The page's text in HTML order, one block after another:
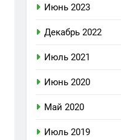
Июнь 2023
Декабрь 2022
Июль 2021
Июнь 2020
Май 2020
Июль 2019